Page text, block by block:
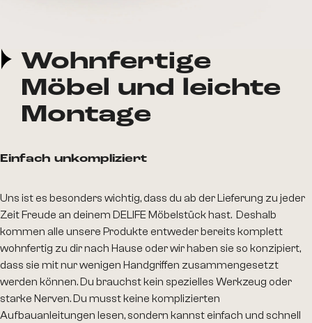
Wohnfertige
Möbel und leichte
Montage
Einfach unkompliziert
Uns ist es besonders wichtig, dass du ab der Lieferung zu jeder
Zeit Freude an deinem DELIFE Möbelstück hast. Deshalb
kommen alle unsere Produkte entweder bereits komplett
wohnfertig zu dir nach Hause oder wir haben sie so konzipiert,
dass sie mit nur wenigen Handgriffen zusammengesetzt
werden können. Du brauchst kein spezielles Werkzeug oder
starke Nerven. Du musst keine komplizierten
Aufbauanleitungen lesen, sondern kannst einfach und schnell